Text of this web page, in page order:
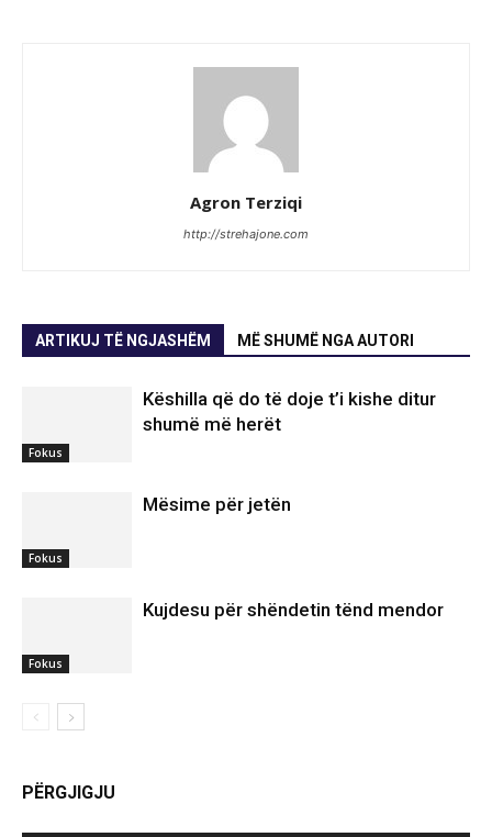
Agron Terziqi
http://strehajone.com
ARTIKUJ TË NGJASHËM MË SHUMË NGA AUTORI
Fokus
Këshilla që do të doje t’i kishe ditur
shumë më herët
Fokus
Mësime për jetën
Fokus
Kujdesu për shëndetin tënd mendor
PËRGJIGJU